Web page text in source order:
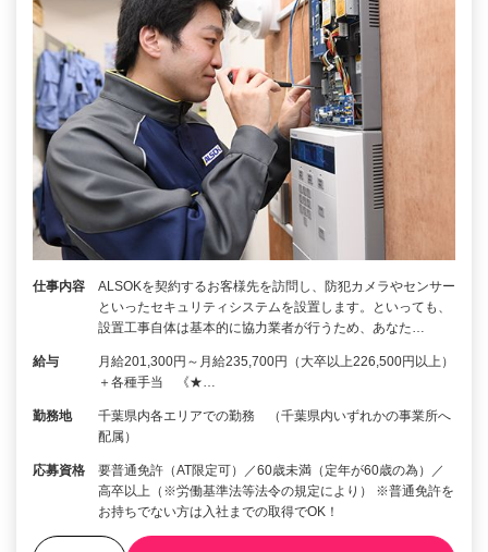
仕事内容
ALSOKを契約するお客様先を訪問し、防犯カメラやセンサー
といったセキュリティシステムを設置します。といっても、
設置工事自体は基本的に協力業者が行うため、あなた…
給与
月給201,300円～月給235,700円（大卒以上226,500円以上）
＋各種手当 《★…
勤務地
千葉県内各エリアでの勤務 （千葉県内いずれかの事業所へ
配属）
応募資格
要普通免許（AT限定可）／60歳未満（定年が60歳の為）／
高卒以上（※労働基準法等法令の規定により） ※普通免許を
お持ちでない方は入社までの取得でOK！